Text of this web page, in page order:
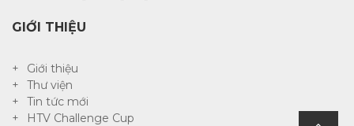
GIỚI THIỆU
Giới thiệu
Thư viện
Tin tức mới
HTV Challenge Cup